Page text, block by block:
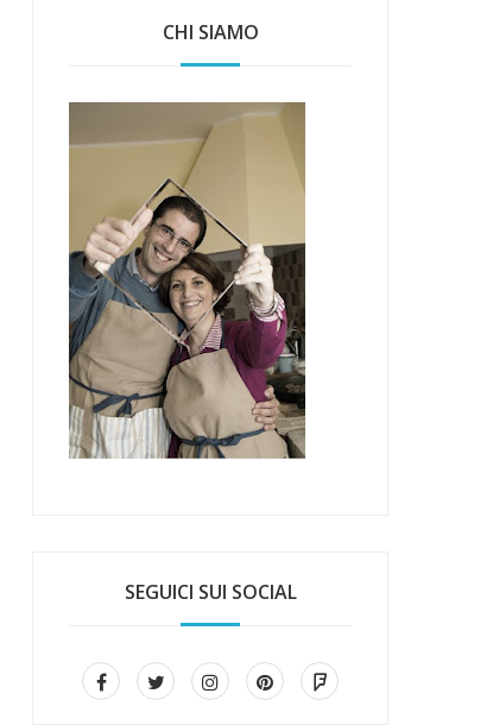
CHI SIAMO
SEGUICI SUI SOCIAL